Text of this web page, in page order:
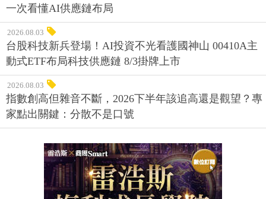
一次看懂AI供應鏈布局
2026.08.03
台股科技新兵登場！AI投資不光看護國神山 00410A主
動式ETF布局科技供應鏈 8/3掛牌上市
2026.08.03
指數創高但雜音不斷，2026下半年該追高還是觀望？專
家點出關鍵：分散不是口號